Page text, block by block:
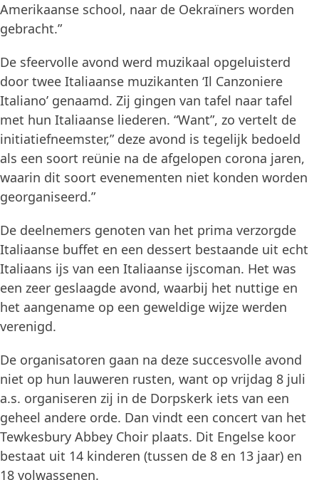
Amerikaanse school, naar de Oekraïners worden
gebracht.”
De sfeervolle avond werd muzikaal opgeluisterd
door twee Italiaanse muzikanten ‘Il Canzoniere
Italiano’ genaamd. Zij gingen van tafel naar tafel
met hun Italiaanse liederen. “Want”, zo vertelt de
initiatiefneemster,” deze avond is tegelijk bedoeld
als een soort reünie na de afgelopen corona jaren,
waarin dit soort evenementen niet konden worden
georganiseerd.”
De deelnemers genoten van het prima verzorgde
Italiaanse buffet en een dessert bestaande uit echt
Italiaans ijs van een Italiaanse ijscoman. Het was
een zeer geslaagde avond, waarbij het nuttige en
het aangename op een geweldige wijze werden
verenigd.
De organisatoren gaan na deze succesvolle avond
niet op hun lauweren rusten, want op vrijdag 8 juli
a.s. organiseren zij in de Dorpskerk iets van een
geheel andere orde. Dan vindt een concert van het
Tewkesbury Abbey Choir plaats. Dit Engelse koor
bestaat uit 14 kinderen (tussen de 8 en 13 jaar) en
18 volwassenen.